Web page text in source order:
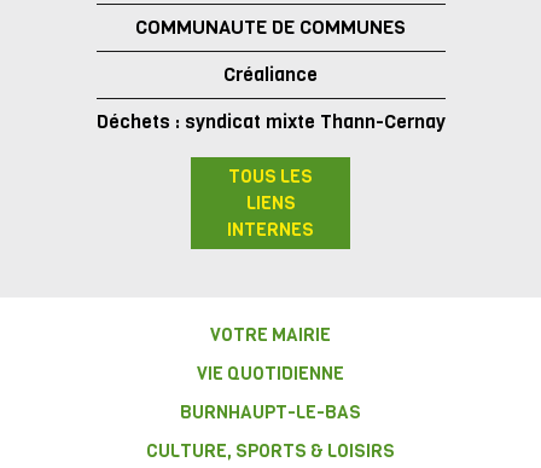
COMMUNAUTE DE COMMUNES
Créaliance
Déchets : syndicat mixte Thann-Cernay
TOUS LES
LIENS
INTERNES
VOTRE MAIRIE
VIE QUOTIDIENNE
BURNHAUPT-LE-BAS
CULTURE, SPORTS & LOISIRS